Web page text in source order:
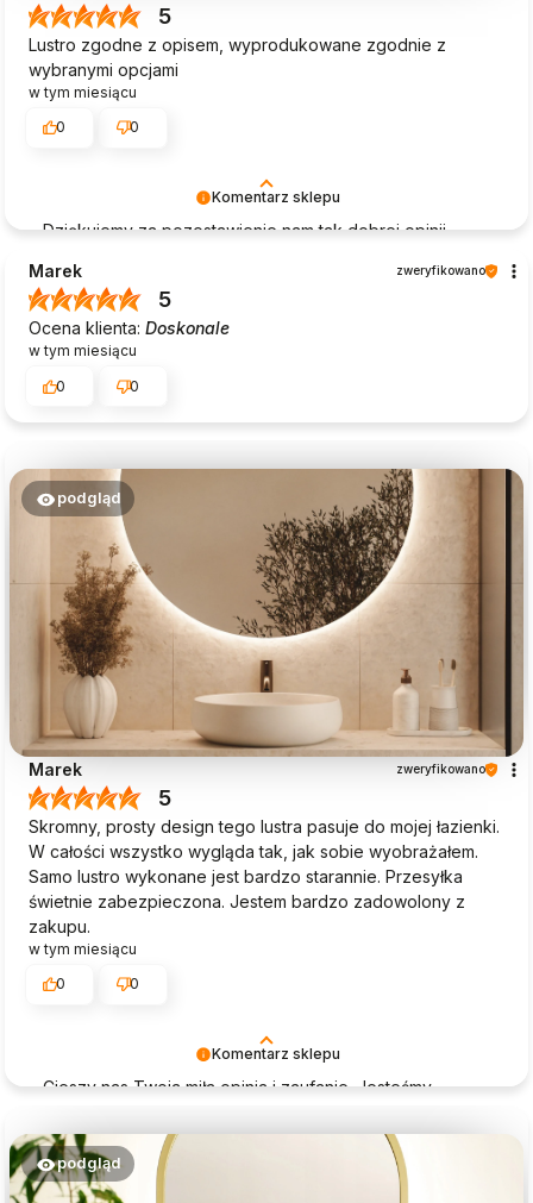
Komentarz sklepu
Dziękujemy za pozostawienie nam tak dobrej opinii.
recenzja potwierdza nasze wysiłki - dziękujemy raz
jeszcze i mamy nadzieję - do szybkiego zobaczenia!
5
Lustro zgodne z opisem, wyprodukowane zgodnie z
wybranymi opcjami
w tym miesiącu
0
0
Marek zweryfikowano
5
Ocena klienta: Doskonale
w tym miesiącu
0
0
Komentarz sklepu
Cieszy nas Twoja miła opinia i zaufanie. Jesteśmy
pozdrowieniami, obsługa sklepu Magia Lustra.
podgląd
Marek zweryfikowano
5
Skromny, prosty design tego lustra pasuje do mojej łazienki.
W całości wszystko wygląda tak, jak sobie wyobrażałem.
Samo lustro wykonane jest bardzo starannie. Przesyłka
świetnie zabezpieczona. Jestem bardzo zadowolony z
zakupu.
w tym miesiącu
0
0
podgląd